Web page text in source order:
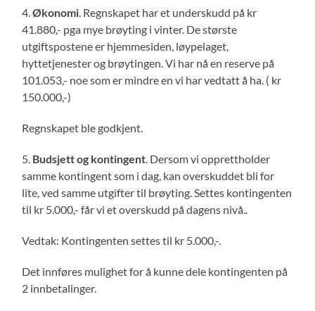
4.Økonomi . Regnskapet har et underskudd på kr
41.880,- pga mye brøyting i vinter. De største
utgiftspostene er hjemmesiden, løypelaget,
hyttetjenester og brøytingen. Vi har nå en reserve på
101.053,- noe som er mindre en vi har vedtatt å ha. ( kr
150.000,-)
Regnskapet ble godkjent.
5. Budsjett og kontingent . Dersom vi opprettholder
samme kontingent som i dag, kan overskuddet bli for
lite, ved samme utgifter til brøyting. Settes kontingenten
til kr 5.000,- får vi et overskudd på dagens nivå..
Vedtak: Kontingenten settes til kr 5.000,-.
Det innføres mulighet for å kunne dele kontingenten på
2 innbetalinger.